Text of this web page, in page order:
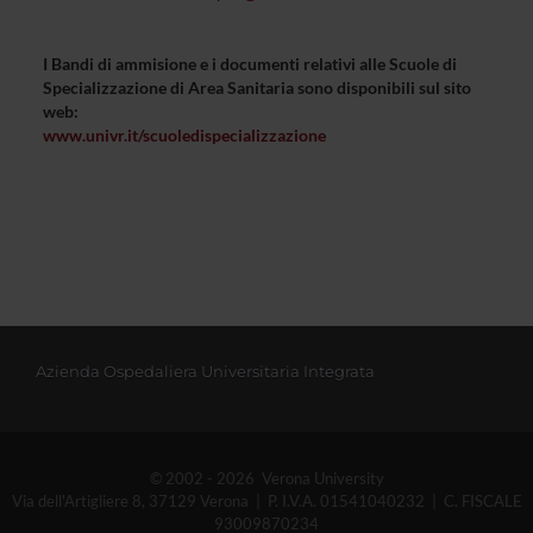
I Bandi di ammisione e i documenti relativi alle Scuole di
Specializzazione di Area Sanitaria sono disponibili sul sito
web:
www.univr.it/scuoledispecializzazione
Azienda Ospedaliera Universitaria Integrata
© 2002 - 2026 Verona University
Via dell'Artigliere 8, 37129 Verona | P. I.V.A. 01541040232 | C. FISCALE
93009870234